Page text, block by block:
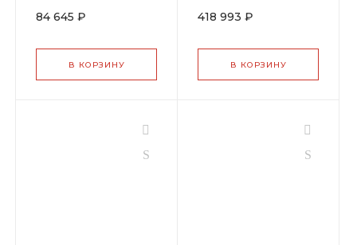
84 645 ₽
В КОРЗИНУ
418 993 ₽
В КОРЗИНУ